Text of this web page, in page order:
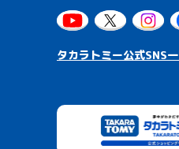
タカラトミー公式SNS